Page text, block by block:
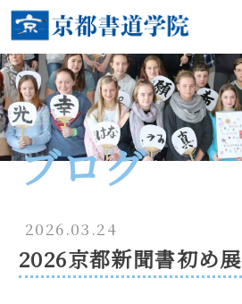
京都書道学院って？
受講コース
教室一覧
会員様の声
ブログ
2026.03.24
2026京都新聞書初め展